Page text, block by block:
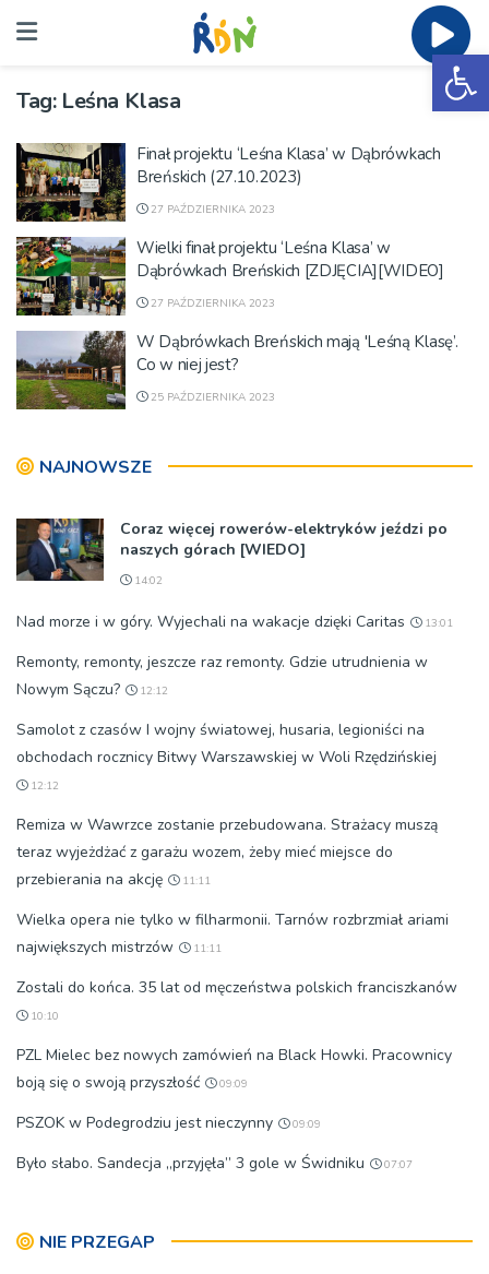
Tag: Leśna Klasa
Finał projektu ‘Leśna Klasa’ w Dąbrówkach
Breńskich (27.10.2023)
27 PAŹDZIERNIKA 2023
Wielki finał projektu ‘Leśna Klasa’ w
Dąbrówkach Breńskich [ZDJĘCIA][WIDEO]
27 PAŹDZIERNIKA 2023
W Dąbrówkach Breńskich mają 'Leśną Klasę’.
Co w niej jest?
25 PAŹDZIERNIKA 2023
NAJNOWSZE
Coraz więcej rowerów-elektryków jeździ po
naszych górach [WIEDO]
14:02
Nad morze i w góry. Wyjechali na wakacje dzięki Caritas 13:01
Remonty, remonty, jeszcze raz remonty. Gdzie utrudnienia w
Nowym Sączu?
12:12
Samolot z czasów I wojny światowej, husaria, legioniści na
obchodach rocznicy Bitwy Warszawskiej w Woli Rzędzińskiej
12:12
Remiza w Wawrzce zostanie przebudowana. Strażacy muszą
teraz wyjeżdżać z garażu wozem, żeby mieć miejsce do
przebierania na akcję
11:11
Wielka opera nie tylko w filharmonii. Tarnów rozbrzmiał ariami
największych mistrzów
11:11
Zostali do końca. 35 lat od męczeństwa polskich franciszkanów
10:10
PZL Mielec bez nowych zamówień na Black Howki. Pracownicy
boją się o swoją przyszłość
09:09
PSZOK w Podegrodziu jest nieczynny 09:09
Było słabo. Sandecja „przyjęła” 3 gole w Świdniku 07:07
NIE PRZEGAP